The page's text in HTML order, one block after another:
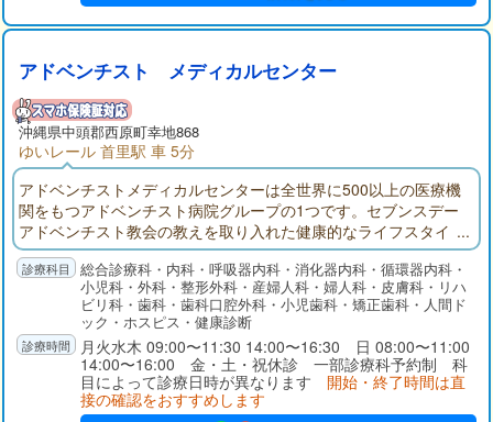
アドベンチスト メディカルセンター
沖縄県中頭郡西原町幸地868
ゆいレール 首里駅 車 5分
アドベンチストメディカルセンターは全世界に500以上の医療機
関をもつアドベンチスト病院グループの1つです。セブンスデー
アドベンチスト教会の教えを取り入れた健康的なライフスタイ
ルの実践により、禁煙活動、食育教室、減量指導など予防医学
を基礎とした健康増進活動を展開しています。産科、婦人科、
不妊治療をはじめ歯科、ホスピスなどを予約制で受け付けてい
総合診療科・内科・呼吸器内科・消化器内科・循環器内科・
小児科・外科・整形外科・産婦人科・婦人科・皮膚科・リハ
ビリ科・歯科・歯科口腔外科・小児歯科・矯正歯科・人間ド
ック・ホスピス・健康診断
月火水木 09:00〜11:30 14:00〜16:30 日 08:00〜11:00
14:00〜16:00 金・土・祝休診 一部診療科予約制 科
目によって診療日時が異なります 開始・終了時間は直
接の確認をおすすめします